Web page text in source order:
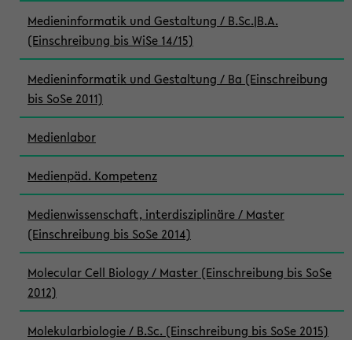
Medieninformatik und Gestaltung / B.Sc.|B.A.
(Einschreibung bis WiSe 14/15)
Medieninformatik und Gestaltung / Ba (Einschreibung
bis SoSe 2011)
Medienlabor
Medienpäd. Kompetenz
Medienwissenschaft, interdisziplinäre / Master
(Einschreibung bis SoSe 2014)
Molecular Cell Biology / Master (Einschreibung bis SoSe
2012)
Molekularbiologie / B.Sc. (Einschreibung bis SoSe 2015)